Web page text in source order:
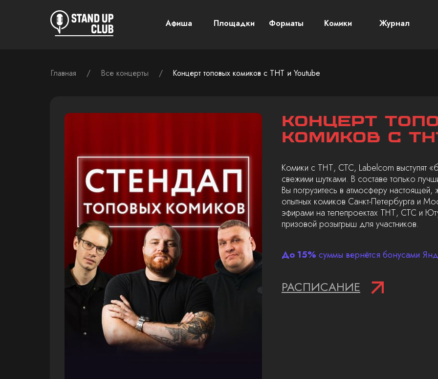
Афиша Площадки Форматы Комики Журнал
Главная / Все концерты / Концерт топовых комиков с ТНТ и Youtube
Концерт
комиков с
Комики с ТНТ, СТС, Labelcom выступят
свежими шутками. В составе только
Вы погрузитесь в атмосферу
опытных комиков Санкт-Петербурга и
эфирами на телепроектах ТНТ, СТС и
призовой розыгрыш для участников.
До 15% суммы вернётся бонусами
РАСПИСАНИЕ